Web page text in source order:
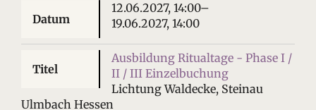
12.06.2027, 14:00–
19.06.2027, 14:00
Ausbildung Ritualtage - Phase I /
II / III Einzelbuchung
Lichtung Waldecke, Steinau
Ulmbach Hessen